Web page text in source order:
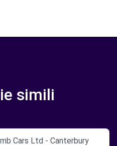
simili
Cars Ltd - Canterbury